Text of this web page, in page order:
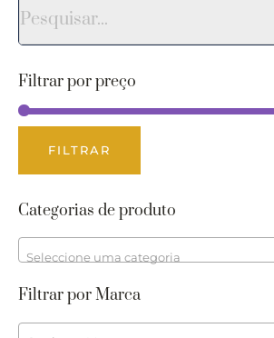
Filtrar por preço
FILTRAR
Categorias de produto
Seleccione uma categoria
Filtrar por Marca